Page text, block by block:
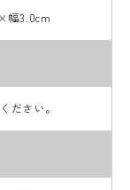
幅3.0cm
ださい。